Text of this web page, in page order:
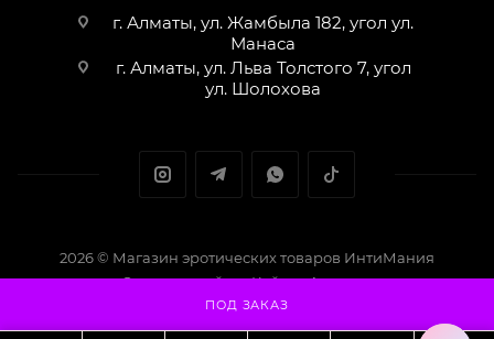
ПОД ЗАКАЗ
г. Алматы, ул. Жамбыла 182, угол ул.
Манаса
г. Алматы, ул. Льва Толстого 7, угол
ул. Шолохова
2026 © Магазин эротических товаров ИнтиМания
Создание сайта - Кайрат Алматов